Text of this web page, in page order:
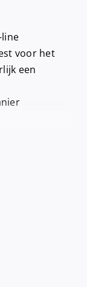
voor het
een